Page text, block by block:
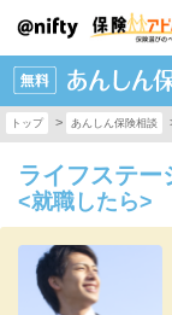
トップ > あんしん保険相談
ライフステー
<就職したら>